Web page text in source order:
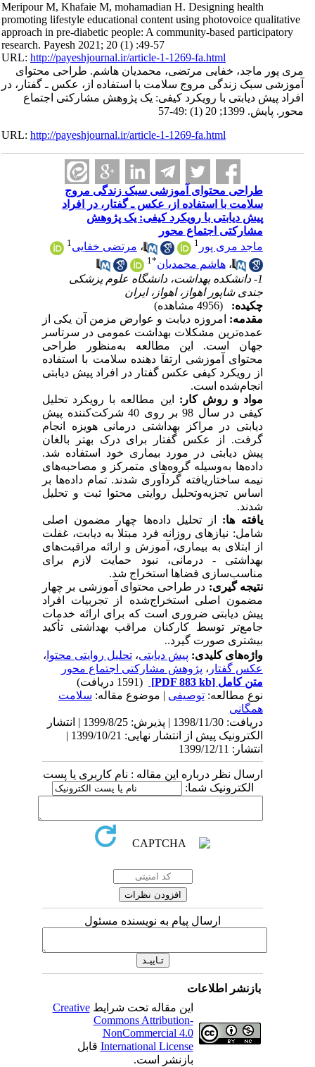
Meripour M, Khafaie M, mohamadian H. Designing health
promoting lifestyle educational content using photovoice qualitative
approach in pre-diabetic people: A community-based participatory
research. Payesh 2021; 20 (1) :49-57
URL:http://payeshjournal.ir/article-1-1269-fa.html
مری پور ماجد، خفایی مرتضی، محمدیان هاشم. طراحی محتوای
آموزشی سبک زندگی مروج سلامت با استفاده از، عکس ـ گفتار، در
افراد پیش دیابتی با رویکرد کیفی: یک پژوهش مشارکتی اجتماع
‌محور. پایش. 1399; 20 (1) :49-57
URL:http://payeshjournal.ir/article-1-1269-fa.html
طراحی محتوای آموزشی سبک زندگی مروج
سلامت با استفاده از، عکس ـ گفتار، در افراد
پیش دیابتی با رویکرد کیفی: یک پژوهش
مشارکتی اجتماع ‌محور
ماجد مری پور
،مرتضی خفایی
،هاشم محمدیان *
1
1- دانشکده بهداشت، دانشگاه علوم پزشکی
جندی شاپور اهواز، اهواز، ایران
چکیده:
مقدمه:امروزه دیابت و عوارض مزمن آن یکی از
عمده‌ترین مشکلات بهداشت عمومی در سرتاسر
جهان است. این مطالعه به‌منظور طراحی
محتوای آموزشی ارتقا دهنده سلامت با استفاده
از رویکرد کیفی عکس گفتار در افراد پیش دیابتی
انجام‌شده است.
مواد و روش کار:این مطالعه با رویکرد تحلیل
کیفی در سال 98 بر روی 40 شرکت‌کننده پیش
دیابتی در مراکز بهداشتی درمانی هویزه انجام
گرفت. از عکس گفتار برای درک بهتر بالغان
پیش دیابتی در مورد بیماری خود استفاده شد.
داده‌ها به‌وسیله گروه‌های متمرکز و مصاحبه‌های
نیمه ساختاریافته گردآوری شدند. تمام داده‌ها بر
اساس تجزیه‌وتحلیل روایتی محتوا ثبت و تحلیل
شدند.
یافته ها:از تحلیل داده‌ها چهار مضمون اصلی
شامل: نیازهای روزانه فرد مبتلا به دیابت، غفلت
از ابتلای به بیماری، آموزش و ارائه مراقبت‌های
بهداشتی - درمانی، نبود حمایت لازم برای
مناسب‌سازی فضاها استخراج
شد.
نتیجه گیری:در طراحی محتوای آموزشی بر چهار
مضمون
اصلی استخراج‌شده از تجربیات افراد
پیش دیابتی ضروری است که برای
ارائه خدمات
جامع‌تر
توسط کارکنان مراقب بهداشتی تأکید
بیشتری صورت گیرد .
واژه‌های کلیدی:پیش دیابتی،تحلیل روایتی محتوا،
عکس گفتار، پژوهش مشارکتی اجتماع محور
متن کامل[PDF 883 kb]
نوع مطالعه:توصیفی| موضوع مقاله:سلامت
همگانی
دریافت: 1398/11/30 | پذیرش: 1399/8/25 | انتشار
الکترونیک پیش از انتشار نهایی: 1399/10/21 |
انتشار: 1399/12/11
ارسال نظر درباره این مقاله : نام کاربری یا پست
الکترونیک شما:
ارسال پیام به نویسنده مسئول
بازنشر اطلاعات
این مقاله تحت شرایطCreative
Commons Attribution-
NonCommercial 4.0
International Licenseقابل
بازنشر است.